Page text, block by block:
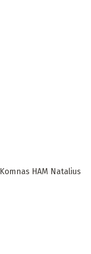
HAM Natalius